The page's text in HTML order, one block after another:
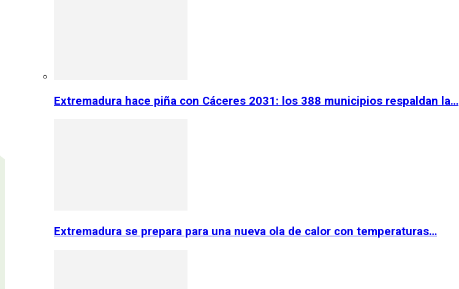
Extremadura hace piña con Cáceres 2031: los 388 municipios respaldan la…
Extremadura se prepara para una nueva ola de calor con temperaturas…